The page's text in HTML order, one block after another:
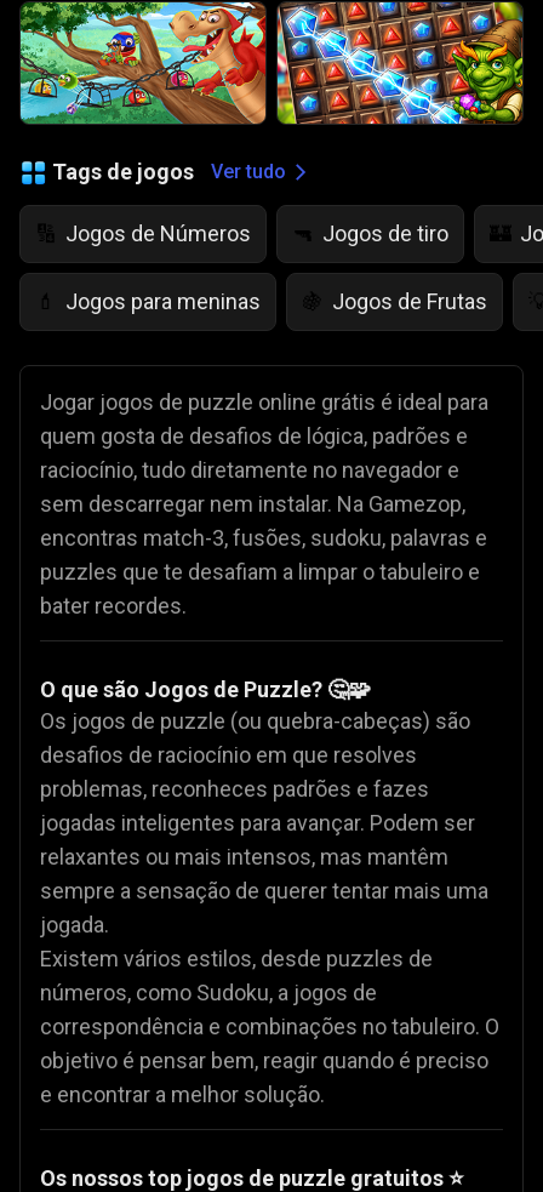
Tags de jogos Ver tudo
🔢 Jogos de Números 🔫 Jogos de tiro 🏰
💄 Jogos para meninas 🍇 Jogos de Frutas
Jogar jogos de puzzle online grátis é ideal para
quem gosta de desafios de lógica, padrões e
raciocínio, tudo diretamente no navegador e
sem descarregar nem instalar. Na Gamezop,
encontras match-3, fusões, sudoku, palavras e
puzzles que te desafiam a limpar o tabuleiro e
bater recordes.
O que são Jogos de Puzzle? 🤔🧩
Os jogos de puzzle (ou quebra-cabeças) são
desafios de raciocínio em que resolves
problemas, reconheces padrões e fazes
jogadas inteligentes para avançar. Podem ser
relaxantes ou mais intensos, mas mantêm
sempre a sensação de querer tentar mais uma
jogada.
Existem vários estilos, desde puzzles de
números, como Sudoku, a jogos de
correspondência e combinações no tabuleiro. O
objetivo é pensar bem, reagir quando é preciso
e encontrar a melhor solução.
Os nossos top jogos de puzzle gratuitos ⭐